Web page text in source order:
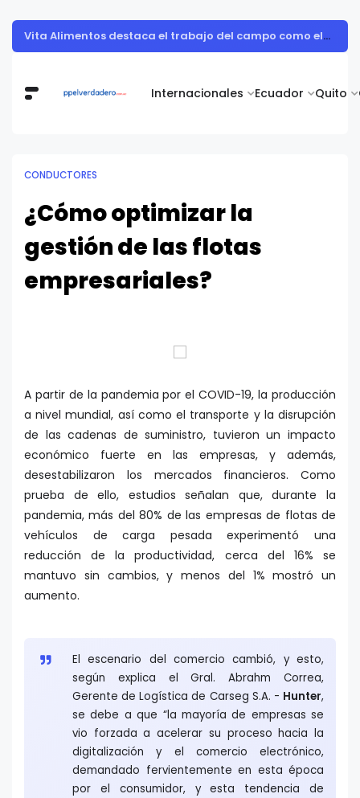
Internacionales Ecuador Quito
Muestra de arte contemporáneo reunió a cuerpo diplomático y artistas nacionales en la Academia Diplomática Galo Plaza
CONDUCTORES
¿Cómo optimizar la
gestión de las flotas
empresariales?
A partir de la pandemia por el COVID-19, la producción
a nivel mundial, así como el transporte y la disrupción
de las cadenas de suministro, tuvieron un impacto
económico fuerte en las empresas, y además,
desestabilizaron los mercados financieros. Como
prueba de ello, estudios señalan que, durante la
pandemia, más del 80% de las empresas de flotas de
vehículos de carga pesada experimentó una
reducción de la productividad, cerca del 16% se
mantuvo sin cambios, y menos del 1% mostró un
aumento.
El escenario del comercio cambió, y esto,
según explica el Gral. Abrahm Correa,
Gerente de Logística de Carseg S.A. - Hunter,
se debe a que “la mayoría de empresas se
vio forzada a acelerar su proceso hacia la
digitalización y el comercio electrónico,
demandado fervientemente en esta época
por el consumidor, y esta tendencia de